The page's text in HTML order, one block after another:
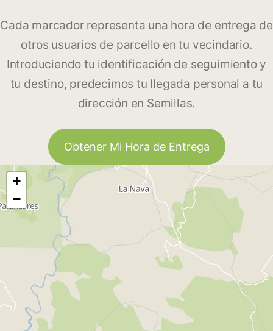
Cada marcador representa una hora de entrega de
otros usuarios de parcello en tu vecindario.
Introduciendo tu identificación de seguimiento y
tu destino, predecimos tu llegada personal a tu
dirección en Semillas.
Obtener Mi Hora de Entrega
+
−